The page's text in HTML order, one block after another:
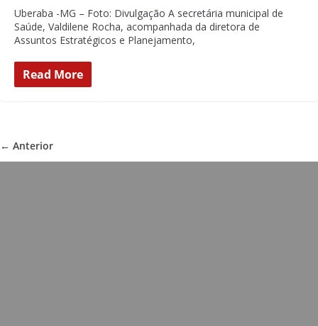
Uberaba -MG – Foto: Divulgação A secretária municipal de
Saúde, Valdilene Rocha, acompanhada da diretora de
Assuntos Estratégicos e Planejamento,
Read More
← Anterior